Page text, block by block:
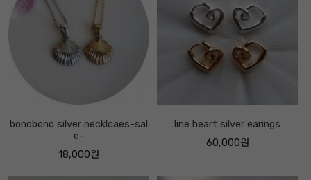
bonobono silver necklcaes-sal
e-
18,000원
line heart silver earings
60,000원